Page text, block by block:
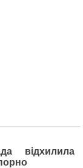
відхилила